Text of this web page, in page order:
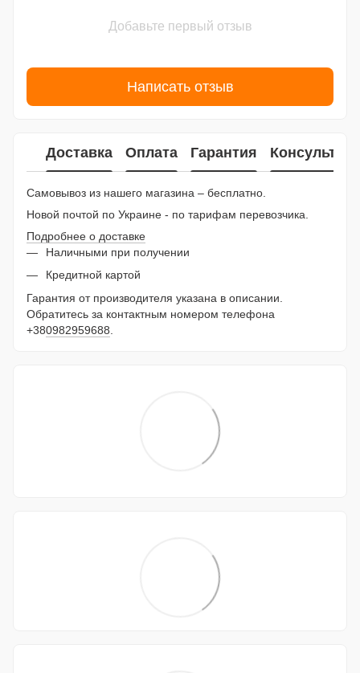
Добавьте первый отзыв
Написать отзыв
Доставка Оплата Гарантия
Самовывоз из нашего магазина – бесплатно.
Новой почтой по Украине - по тарифам перевозчика.
Подробнее о доставке
Наличными при получении
Кредитной картой
Гарантия от производителя указана в описании.
Обратитесь за контактным номером телефона
+380982959688